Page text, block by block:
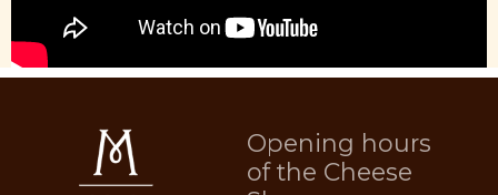
Opening hours
of the Cheese